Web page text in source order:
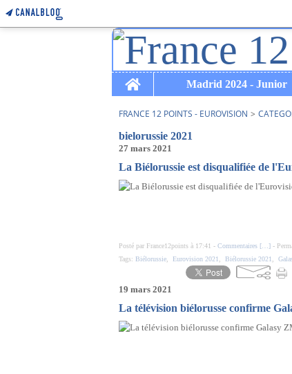
Home
Madrid 2024 - Junior
FRANCE 12 POINTS - EUROVISION >
bielorussie 2021
27 mars 2021
La Biélorussie est disqualifiée de
Posté par France12points à 17:41 - Commentaires [ ] -
Tags: Biélorussie Eurovision 2021 Biélorussie 2021
19 mars 2021
La télévision biélorusse confirme